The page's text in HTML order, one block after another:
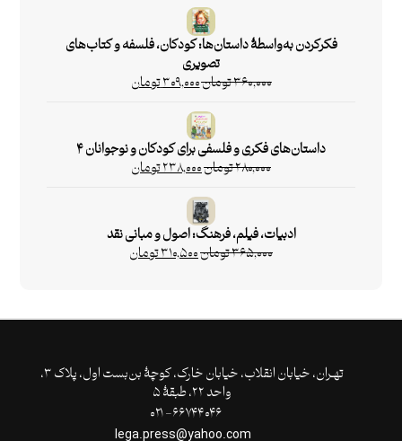
۵
فکرکردن به‌واسطۀ داستان‌ها: کودکان، فلسفه و کتاب‌های
تصویری
۳۶۰,۰۰۰تومان۳۰۹,۰۰۰تومان
داستان‌های فکری و فلسفی برای کودکان و نوجوانان ۴
۲۸۰,۰۰۰تومان۲۳۸,۰۰۰تومان
ادبیات، فیلم، فرهنگ: اصول و مبانی نقد
۳۶۵,۰۰۰تومان۳۱۰,۵۰۰تومان
تهـران،‌ خیابان انقلاب، خیابان خارک، کوچۀ بن‌بست اول، پلاک ۳،
واحد ۲۲، طبقۀ ۵